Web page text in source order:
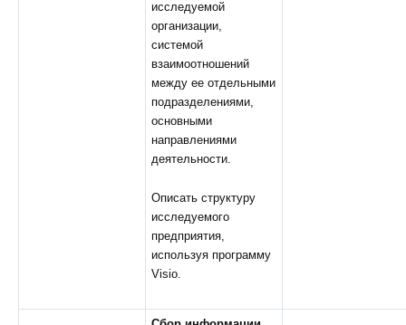
исследуемой
организации,
системой
взаимоотношений
между ее отдельными
подразделениями,
основными
направлениями
деятельности.
Описать структуру
исследуемого
предприятия,
используя программу
Visio.